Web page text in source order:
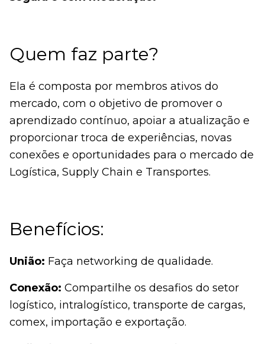
Quem faz parte?
Ela é composta por membros ativos do
mercado, com o objetivo de promover o
aprendizado contínuo, apoiar a atualização e
proporcionar troca de experiências, novas
conexões e oportunidades para o mercado de
Logística, Supply Chain e Transportes.
Benefícios:
União: Faça networking de qualidade.
Conexão: Compartilhe os desafios do setor
logístico, intralogístico, transporte de cargas,
comex, importação e exportação.